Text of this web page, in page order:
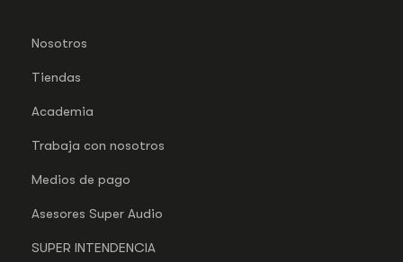
Nosotros
Tiendas
Academia
Trabaja con nosotros
Medios de pago
Asesores Super Audio
SUPER INTENDENCIA